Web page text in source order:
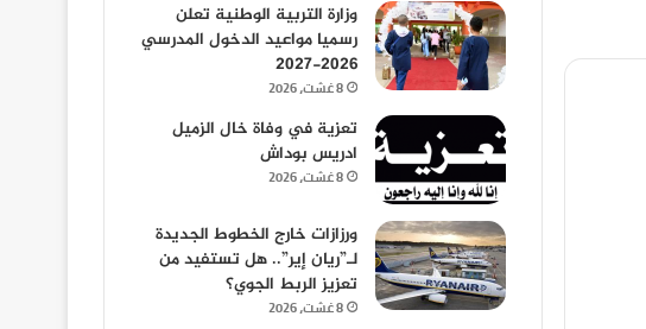
وزارة التربية الوطنية تعلن
رسميا مواعيد الدخول المدرسي
2026-2027
8 غشت، 2026
تعزية في وفاة خال الزميل
ادريس بوداش
8 غشت، 2026
ورزازات خارج الخطوط الجديدة
لـ”ريان إير”.. هل تستفيد من
تعزيز الربط الجوي؟
8 غشت، 2026